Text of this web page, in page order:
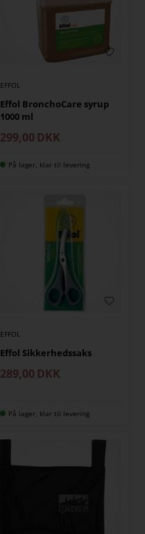
EFFOL
Effol BronchoCare syrup
1000 ml
299,00 DKK
På lager, klar til levering
EFFOL
Effol Sikkerhedssaks
289,00 DKK
På lager, klar til levering